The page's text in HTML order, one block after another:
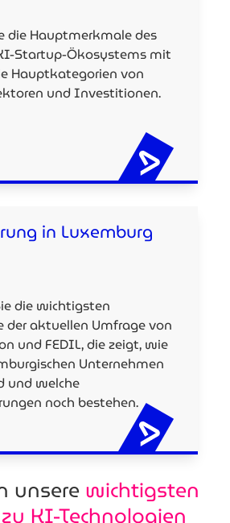
die Hauptmerkmale des
Startup-Ökosystems mit
Hauptkategorien von
und Investitionen.
in Luxemburg
die wichtigsten
der aktuellen Umfrage von
und FEDIL, die zeigt, wie
Unternehmen
und welche
noch bestehen.
unsere wichtigsten
KI-Technologien